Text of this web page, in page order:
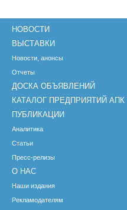
НОВОСТИ
ВЫСТАВКИ
Новости, анонсы
Отчеты
ДОСКА ОБЪЯВЛЕНИЙ
КАТАЛОГ ПРЕДПРИЯТИЙ АПК
ПУБЛИКАЦИИ
Аналитика
Статьи
Пресс-релизы
О НАС
Наши издания
Рекламодателям